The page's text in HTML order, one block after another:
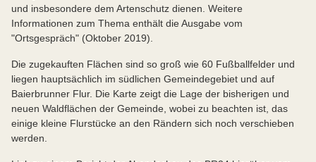
und insbesondere dem Artenschutz dienen. Weitere
Informationen zum Thema enthält die Ausgabe vom
"Ortsgespräch" (Oktober 2019).
Die zugekauften Flächen sind so groß wie 60 Fußballfelder und
liegen hauptsächlich im südlichen Gemeindegebiet und auf
Baierbrunner Flur. Die Karte zeigt die Lage der bisherigen und
neuen Waldflächen der Gemeinde, wobei zu beachten ist, das
einige kleine Flurstücke an den Rändern sich noch verschieben
werden.